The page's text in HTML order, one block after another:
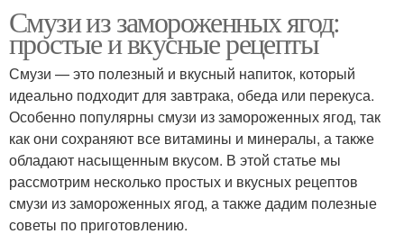
Смузи из замороженных ягод:
простые и вкусные рецепты
Смузи — это полезный и вкусный напиток, который
идеально подходит для завтрака, обеда или перекуса.
Особенно популярны смузи из замороженных ягод, так
как они сохраняют все витамины и минералы, а также
обладают насыщенным вкусом. В этой статье мы
рассмотрим несколько простых и вкусных рецептов
смузи из замороженных ягод, а также дадим полезные
советы по приготовлению.